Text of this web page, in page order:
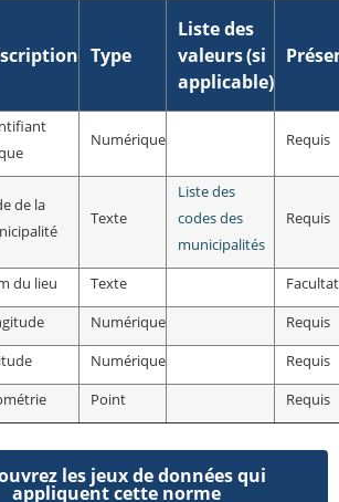
Type
Liste des
valeurs(si
applicable)
Numérique Requis
de la
Texte
Liste des
codes des
municipalités
Requis
du lieu Texte
Numérique
Requis
Numérique
Requis
Point Requis
les jeux de données qui
appliquent cette norme